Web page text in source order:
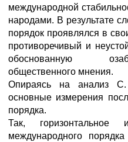
международной
народами. В результате
порядок проявлялся в
противоречивый и
обоснованную
общественного мнения.
Опираясь на анализ
основные измерения
порядка.
Так, горизонтальное
международного